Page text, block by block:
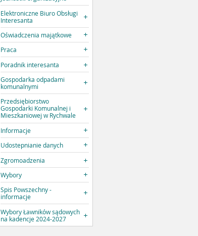
Elektroniczne Biuro Obsługi
Interesanta
Oświadczenia majątkowe
Praca
Poradnik interesanta
Gospodarka odpadami
komunalnymi
Przedsiębiorstwo
Gospodarki Komunalnej i
Mieszkaniowej w Rychwale
Informacje
Udostepnianie danych
Zgromoadzenia
Wybory
Spis Powszechny -
informacje
Wybory Ławników sądowych
na kadencje 2024-2027